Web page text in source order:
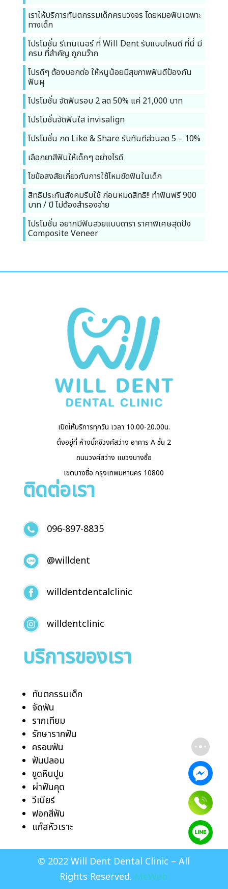
เราให้บริการทันตกรรมเด็กครบวงจร โดยหมอฟันเฉพาะ
ทางเด็ก
โปรโมชั่น รีเทนเนอร์ ที่ Will Dent รับแบบไหนดี ที่นี่ มี
ครบ ที่สำคัญ ถูกมว๊าก
โปรดีๆ ต้องบอกต่อ ให้หนูน้อยมีสุขภาพฟันดีป้องกัน
ฟันผุ
โปรโมชั่น จัดฟันรอบ 2 ลด 50% แค่ 21,000 บาท
โปรโมชั่นจัดฟันใส invisalign
โปรโมชั่น กด Like & Share รับทันทีส่วนลด 5 – 10%
เลือกยาสีฟันให้เด็กๆ อย่างไรดี
ไขข้อสงสัยเกี่ยวกับการใช้ไหมขัดฟันในเด็ก
สิทธิประกันสังคมรีบใช้ ก่อนหมดสิทธิ!! ทำฟันฟรี 900
บาท / ปี ไม่ต้องสำรองจ่าย
โปรโมชั่น อยากมีฟันสวยแบบดารา ราคาพิเศษสุดปัง
Composite Veneer
เปิดให้บริการทุกวัน เวลา 10.00-20.00น.
ตั้งอยู่ที่ ห้างบิ๊กซีวงศ์สว่าง อาคาร A ชั้น 2
ถนนวงศ์สว่าง แขวงบางซื่อ
เขตบางซื่อ กรุงเทพมหานคร 10800
ติดต่อเรา
096-897-8835
@willdent
willdentdentalclinic
willdentclinic
บริการของเรา
ทันตกรรมเด็ก
จัดฟัน
รากเทียม
รักษารากฟัน
ครอบฟัน
ฟันปลอม
ขูดหินปูน
ผ่าฟันคุด
วีเนียร์
ฟอกสีฟัน
แก๊สหัวเราะ
© 2022 Will Dent Dental Clinic – All
Rights Reserved. MeWeb